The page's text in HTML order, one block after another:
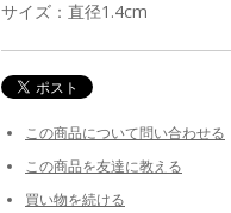
サイズ：直径1.4cm
この商品について問い合わせる
この商品を友達に教える
買い物を続ける